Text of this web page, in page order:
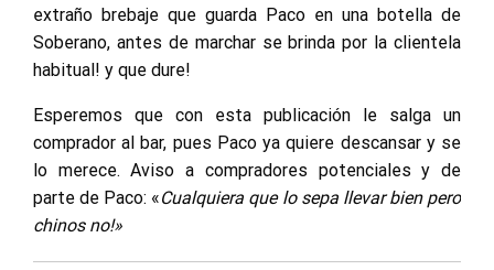
extraño brebaje que guarda Paco en una botella de
Soberano, antes de marchar se brinda por la clientela
habitual! y que dure!
Esperemos que con esta publicación le salga un
comprador al bar, pues Paco ya quiere descansar y se
lo merece. Aviso a compradores potenciales y de
parte de Paco: «Cualquiera que lo sepa llevar bien pero
chinos no!»